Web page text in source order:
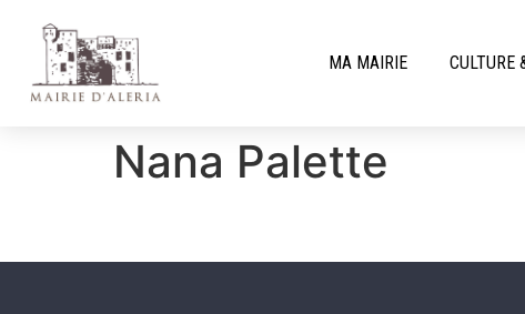
MA MAIRIE CULTURE
Nana Palette